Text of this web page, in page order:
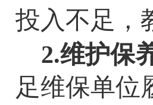
投入不足，
2.维护保
足维保单位